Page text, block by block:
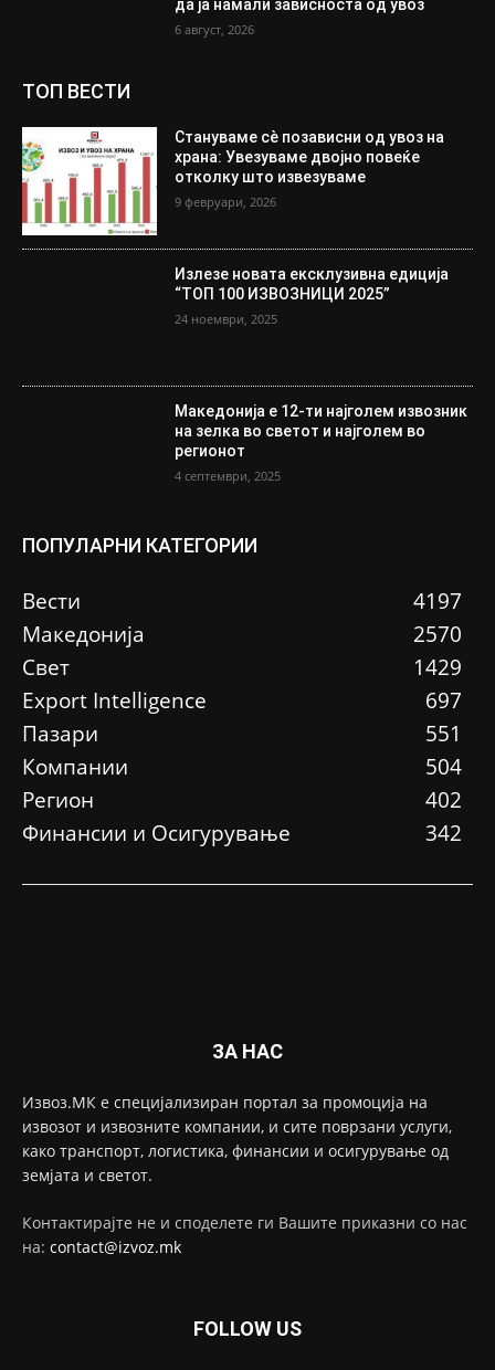
да ја намали зависноста од увоз
6 август, 2026
ТОП ВЕСТИ
Стануваме сè позависни од увоз на
храна: Увезуваме двојно повеќе
отколку што извезуваме
9 февруари, 2026
Излезе новата ексклузивна едиција
“ТОП 100 ИЗВОЗНИЦИ 2025”
24 ноември, 2025
Македонија е 12-ти најголем извозник
на зелка во светот и најголем во
регионот
4 септември, 2025
ПОПУЛАРНИ КАТЕГОРИИ
Вести
4197
Македонија
2570
Свет
1429
Еxport Intelligence
697
Пазари
551
Компании
504
Регион
402
Финансии и Осигурување
342
ЗА НАС
Извоз.МК е специјализиран портал за промоција на
извозот и извозните компании, и сите поврзани услуги,
како транспорт, логистика, финансии и осигурување од
земјата и светот.
Контактирајте не и споделете ги Вашите приказни со нас
на: contact@izvoz.mk
FOLLOW US